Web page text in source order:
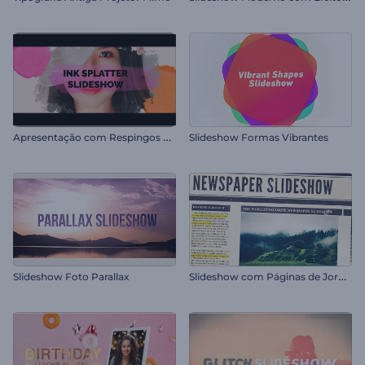
A
presentação com Respingos de Tinta Slideshow Formas Vibrantes
Slideshow Foto Parallax S
lideshow com Páginas de Jornal